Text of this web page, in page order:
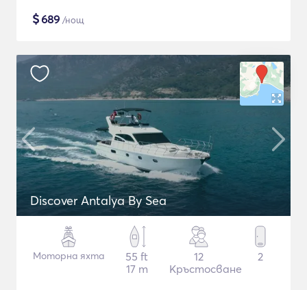
$689 /нощ
Discover Antalya By Sea
Моторна яхта
55 ft
17 m
12
Кръстосване
2